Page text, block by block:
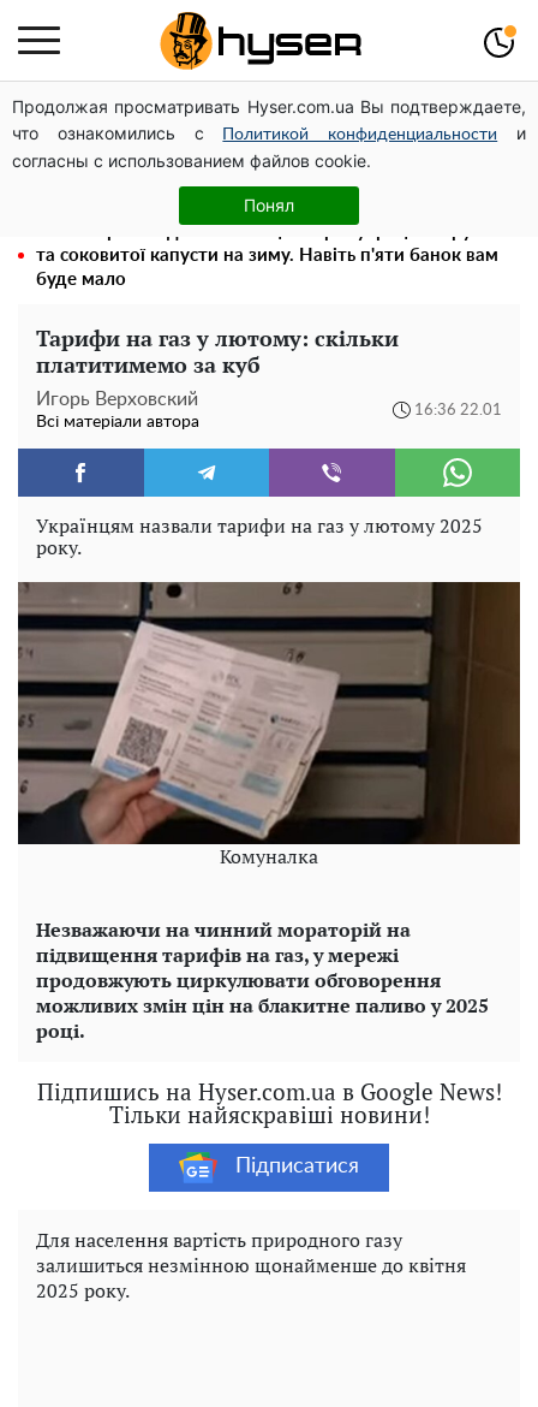
Продолжая просматривать Hyser.com.ua Вы подтверждаете,
что ознакомились с
Политикой конфиденциальности
и
согласны с использованием файлов cookie.
Понял
Чи може Поштова площа стати головною точкою
входу до історичного Києва
Гола Олена Тополя у цікавих позах змусила відвисати
щелепи: злив відео – було лише початком
та соковитої капусти на зиму. Навіть п'яти банок вам
буде мало
Тарифи на газ у лютому: скільки
платитимемо за куб
Игорь Верховский
Всі матеріали автора
16:36 22.01
Українцям назвали тарифи на газ у лютому 2025
року.
Комуналка
Незважаючи на чинний мораторій на
підвищення тарифів на газ, у мережі
продовжують циркулювати обговорення
можливих змін цін на блакитне паливо у 2025
році.
Підпишись на Hyser.com.ua в Google News!
Тільки найяскравіші новини!
Підписатися
Для населення вартість природного газу
залишиться незмінною щонайменше до квітня
2025 року.